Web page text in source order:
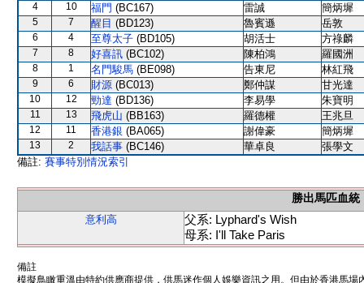
4 10 福門 (BC167) 雷誠 簡炳墀
5 7 醒目 (BD123) 魯賓遜 岳敦
6 4 至尊太子 (BD105) 胡活士 方祿麟
7 8 好喜訊 (BC102) 陳柏鴻 羅國洲
8 1 名門駿馬 (BE098) 告東尼 林紅飛
9 6 財源 (BC013) 鄭仲謀 甘光達
10 12 勁達 (BD136) 李易學 朱寶明
11 13 飛虎山 (BB163) 羅德權 王兆旦
12 11 香港銀 (BA065) 謝偉豪 簡炳墀
13 2 我話事 (BC146) 華卓良
張學文
備註: 賽事特別情況索引
勝出馬匹血統
意利高
父系: Lyphard's Wish
母系: I'll Take Paris
備註
模擬鳥瞰重溫由特約供應商提供，供馬迷作個人娛樂資訊之用。但由於香港馬